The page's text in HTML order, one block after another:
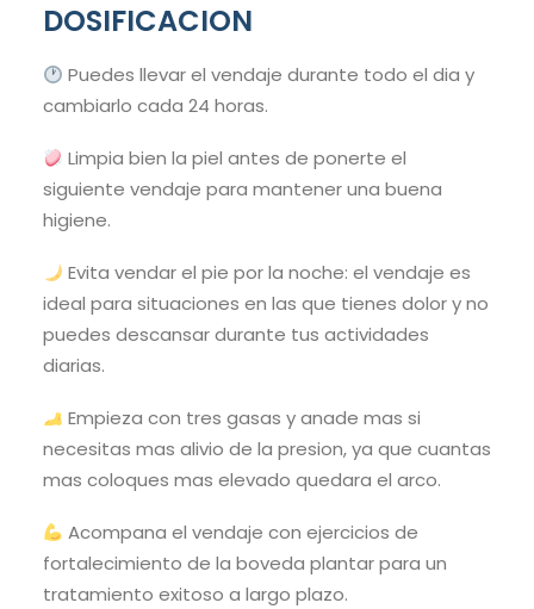
DOSIFICACION
Puedes llevar el vendaje durante todo el dia y
cambiarlo cada 24 horas.
Limpia bien la piel antes de ponerte el
siguiente vendaje para mantener una buena
higiene.
Evita vendar el pie por la noche: el vendaje es
ideal para situaciones en las que tienes dolor y no
puedes descansar durante tus actividades
diarias.
Empieza con tres gasas y anade mas si
necesitas mas alivio de la presion, ya que cuantas
mas coloques mas elevado quedara el arco.
Acompana el vendaje con ejercicios de
fortalecimiento de la boveda plantar para un
tratamiento exitoso a largo plazo.